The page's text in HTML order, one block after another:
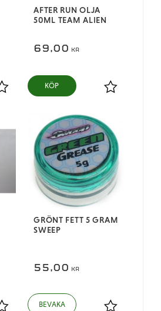
Lägg till i favoriter
AFTER RUN OLJA
50ML TEAM ALIEN
69,00 KR
Lägg till i
KÖP
GRÖNT FETT 5 GRAM
SWEEP
55,00 KR